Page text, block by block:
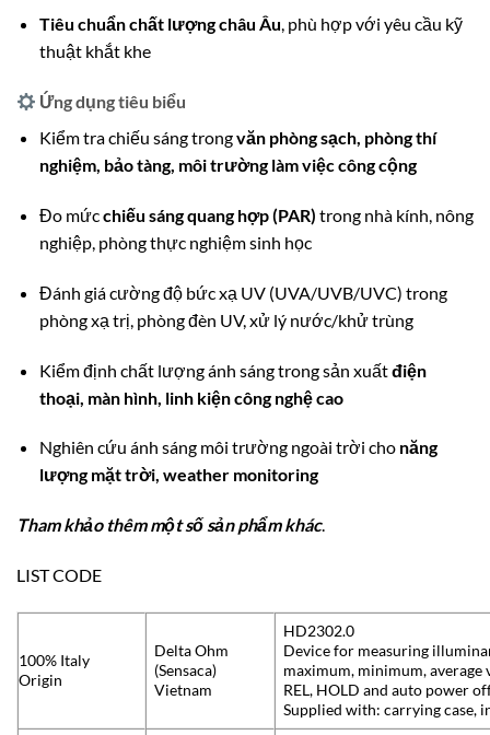
Tiêu chuẩn chất lượng châu Âu, phù hợp với yêu cầu kỹ
thuật khắt khe
Ứng dụng tiêu biểu
Kiểm tra chiếu sáng trongvăn phòng sạch, phòng thí
nghiệm, bảo tàng, môi trường làm việc công cộng
Đo mứcchiếu sáng quang hợp (PAR) trong nhà kính, nông
nghiệp, phòng thực nghiệm sinh học
Đánh giá cường độ bức xạ UV (UVA/UVB/UVC) trong
phòng xạ trị, phòng đèn UV, xử lý nước/khử trùng
Kiểm định chất lượng ánh sáng trong sản xuấtđiện
thoại, màn hình, linh kiện công nghệ cao
Nghiên cứu ánh sáng môi trường ngoài trời cho năng
lượng mặt trời, weather monitoring
Tham khảo thêm một số sản phẩm khác.
LIST CODE
100% Italy
Origin
Delta Ohm
(Sensaca)
Vietnam
HD2302.0
Device for measuring
maximum, minimum, average
REL, HOLD and auto power
Supplied with: carrying case,